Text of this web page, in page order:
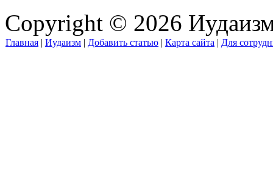
Copyright © 2026
Главная | Иудаизм | Добавить статью | Карта сайта | Для